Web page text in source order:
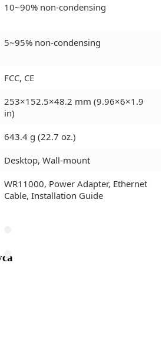
10~90% non-condensing
5~95% non-condensing
FCC, CE
253×152.5×48.2 mm (9.96×6×1.9
in)
643.4 g (22.7 oz.)
Desktop, Wall-mount
WR11000, Power Adapter, Ethernet
Cable, Installation Guide